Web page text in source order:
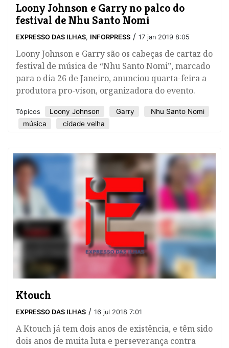
Loony Johnson e Garry no palco do
festival de Nhu Santo Nomi
EXPRESSO DAS ILHAS, INFORPRESS / 17 jan 2019 8:05
Loony Johnson e Garry são os cabeças de cartaz do
festival de música de “Nhu Santo Nomi”, marcado
para o dia 26 de Janeiro, anunciou quarta-feira a
produtora pro-vison, organizadora do evento.
Tópicos Loony Johnson Garry
Nhu Santo Nomi
música
cidade velha
Ktouch
EXPRESSO DAS ILHAS / 16 jul 2018 7:01
​A Ktouch já tem dois anos de existência, e têm sido
dois anos de muita luta e perseverança contra